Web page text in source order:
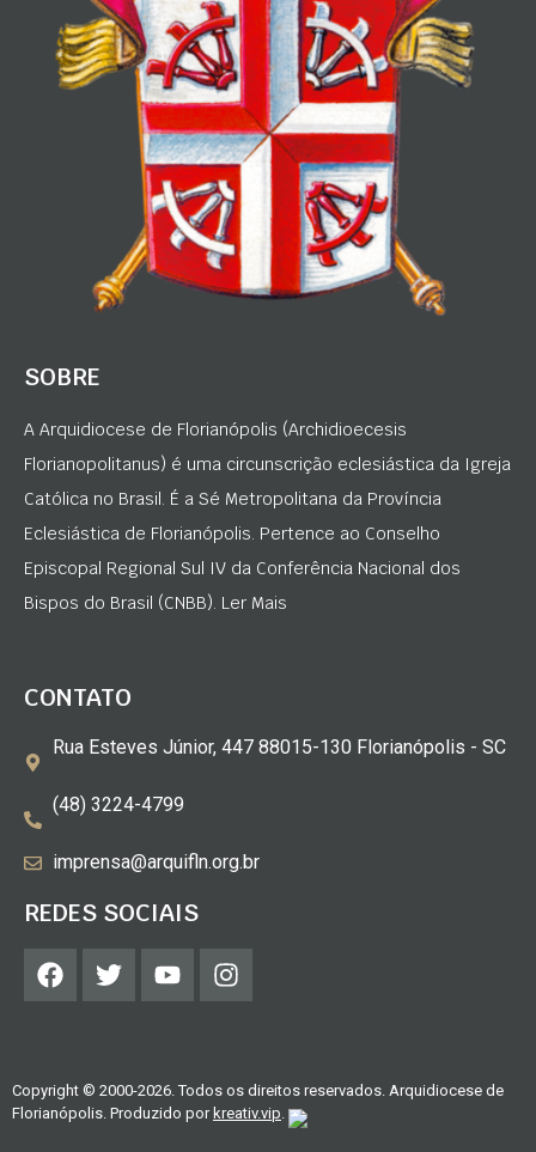
SOBRE
A Arquidiocese de Florianópolis (Archidioecesis
Florianopolitanus) é uma circunscrição eclesiástica da Igreja
Católica no Brasil. É a Sé Metropolitana da Província
Eclesiástica de Florianópolis. Pertence ao Conselho
Episcopal Regional Sul IV da Conferência Nacional dos
Bispos do Brasil (CNBB). Ler Mais
CONTATO
Rua Esteves Júnior, 447 88015-130 Florianópolis - SC
(48) 3224-4799
imprensa@arquifln.org.br
REDES SOCIAIS
Copyright © 2000-2026. Todos os direitos reservados. Arquidiocese de
Florianópolis. Produzido por kreativ.vip.